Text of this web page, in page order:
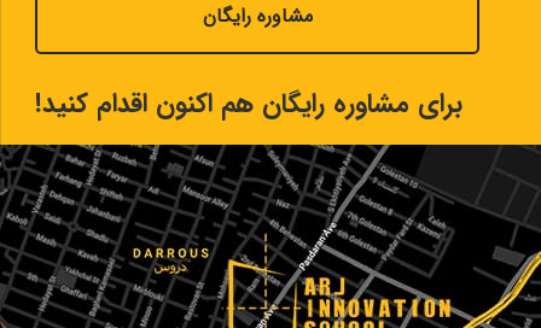
مشاوره رایگان
برای مشاوره رایگان هم اکنون اقدام کنید!